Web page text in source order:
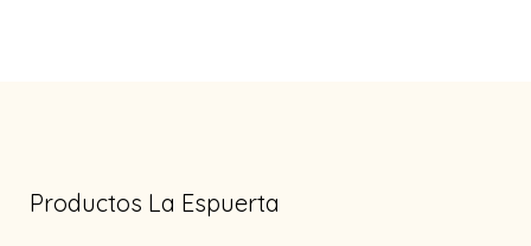
Productos La Espuerta